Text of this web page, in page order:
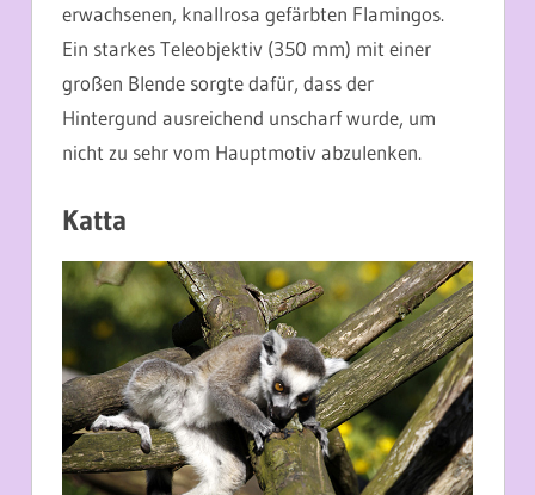
erwachsenen, knallrosa gefärbten Flamingos.
Ein starkes Teleobjektiv (350 mm) mit einer
großen Blende sorgte dafür, dass der
Hintergund ausreichend unscharf wurde, um
nicht zu sehr vom Hauptmotiv abzulenken.
Katta